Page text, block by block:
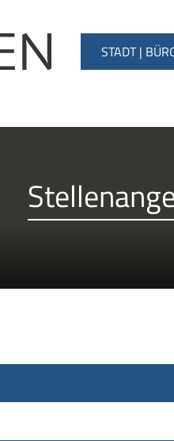
STADT |